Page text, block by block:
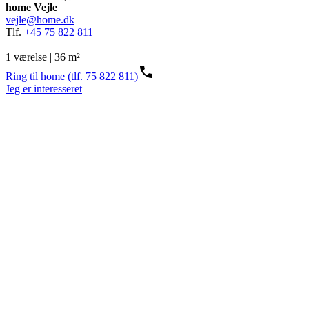
home Vejle
vejle@home.dk
Tlf. +45 75 822 811
—
1 værelse | 36 m²
Ring til home (tlf. 75 822 811)
Jeg er interesseret